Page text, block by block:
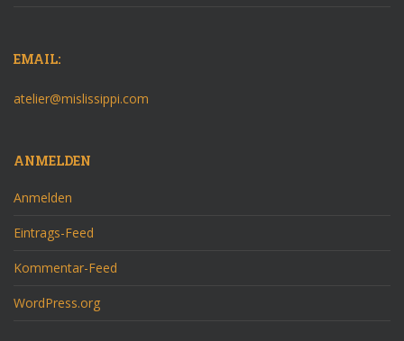
EMAIL:
atelier@mislissippi.com
ANMELDEN
Anmelden
Eintrags-Feed
Kommentar-Feed
WordPress.org